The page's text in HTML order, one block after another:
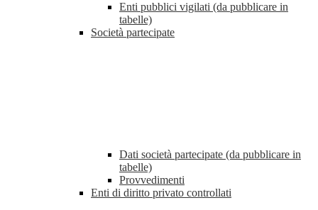
Enti pubblici vigilati (da pubblicare in
tabelle)
Società partecipate
Dati società partecipate (da pubblicare in
tabelle)
Provvedimenti
Enti di diritto privato controllati